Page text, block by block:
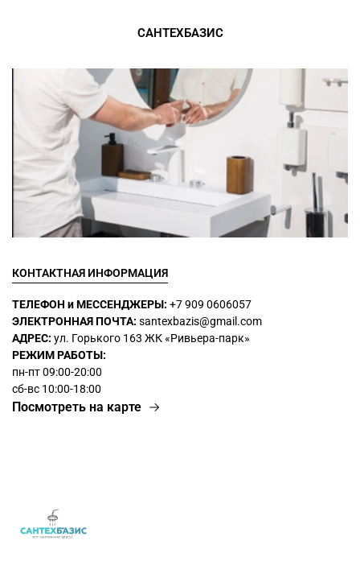
САНТЕХБАЗИС
КОНТАКТНАЯ ИНФОРМАЦИЯ
ТЕЛЕФОН и МЕССЕНДЖЕРЫ: +7 909 0606057
ЭЛЕКТРОННАЯ ПОЧТА: santexbazis@gmail.com
АДРЕС: ул. Горького 163 ЖК«Ривьера-парк»
РЕЖИМ РАБОТЫ:
пн-пт 09:00-20:00
сб-вс 10:00-18:00
Посмотреть на карте